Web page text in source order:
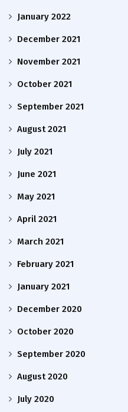
January 2022
December 2021
November 2021
October 2021
September 2021
August 2021
July 2021
June 2021
May 2021
April 2021
March 2021
February 2021
January 2021
December 2020
October 2020
September 2020
August 2020
July 2020